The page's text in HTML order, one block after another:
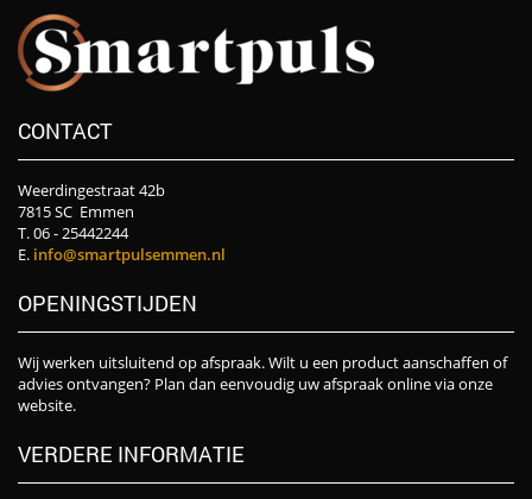
CONTACT
Weerdingestraat 42b
7815 SC Emmen
T. 06 - 25442244
E. info@smartpulsemmen.nl
OPENINGSTIJDEN
Wij werken uitsluitend op afspraak. Wilt u een product aanschaffen of
advies ontvangen? Plan dan eenvoudig uw afspraak online via onze
website.
VERDERE INFORMATIE